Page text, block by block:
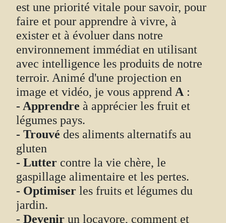
est une priorité vitale pour savoir, pour
faire et pour apprendre à vivre, à
exister et à évoluer dans notre
environnement immédiat en utilisant
avec intelligence les produits de notre
terroir. Animé d'une projection en
image et vidéo, je vous apprend A :
- Apprendre à apprécier les fruit et
légumes pays.
- Trouvé des aliments alternatifs au
gluten
- Lutter contre la vie chère, le
gaspillage alimentaire et les pertes.
- Optimiser les fruits et légumes du
jardin.
- Devenir un locavore, comment et